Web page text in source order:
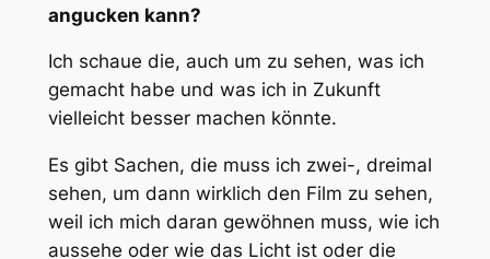
angucken kann?
Ich schaue die, auch um zu sehen, was ich
gemacht habe und was ich in Zukunft
vielleicht besser machen könnte.
Es gibt Sachen, die muss ich zwei-, dreimal
sehen, um dann wirklich den Film zu sehen,
weil ich mich daran gewöhnen muss, wie ich
aussehe oder wie das Licht ist oder die